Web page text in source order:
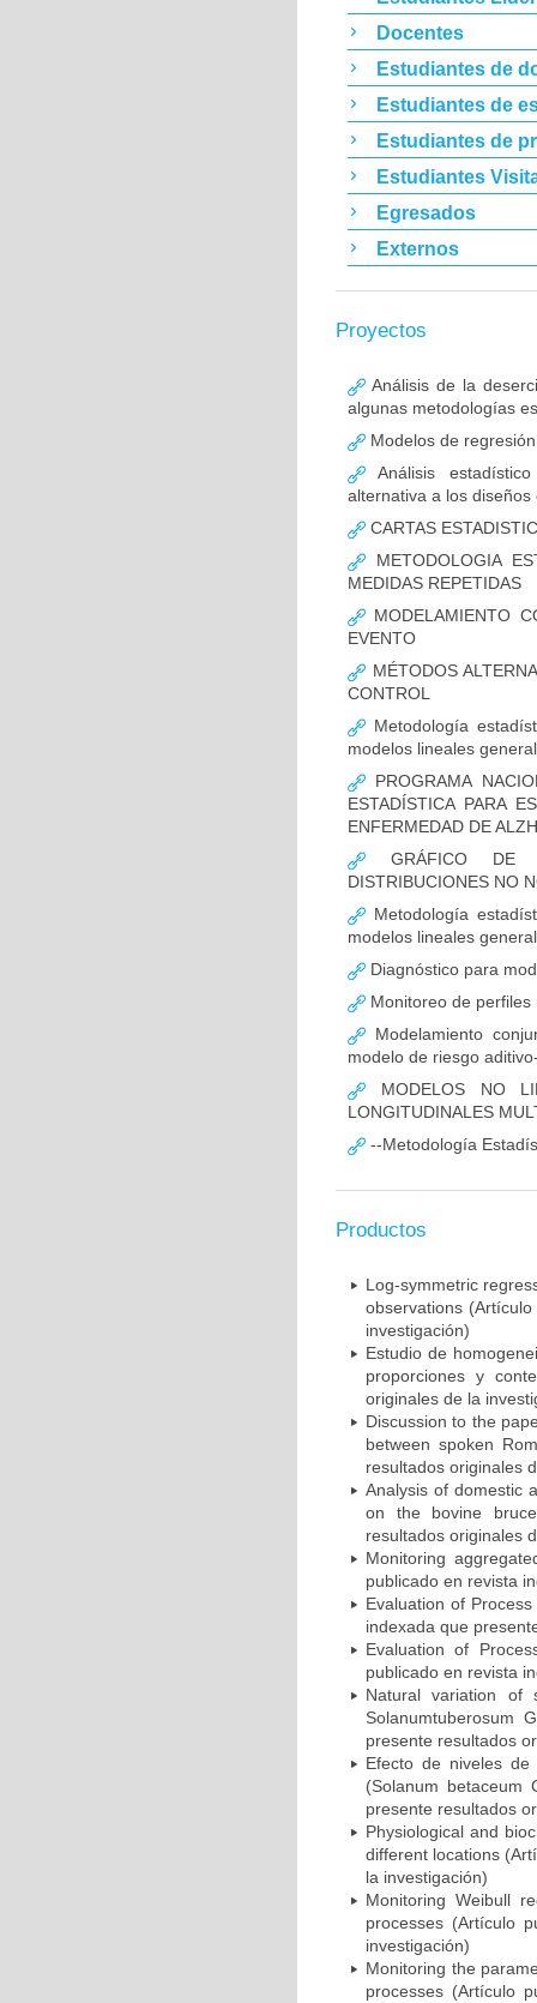
Docentes
Estudiantes de
Estudiantes de
Estudiantes de
Estudiantes
Egresados
Externos
Proyectos
Análisis de la
algunas metodologías
Modelos de
Análisis
alternativa a los
CARTAS
METODOLOGIA
MEDIDAS REPETIDAS
MODELAMIENTO
EVENTO
MÉTODOS
CONTROL
Metodología
modelos lineales
PROGRAMA
ESTADÍSTICA PARA
ENFERMEDAD DE
GRÁFICO DE
DISTRIBUCIONES NO
Metodología
modelos lineales
Diagnóstico para
Monitoreo de
Modelamiento
modelo de riesgo
MODELOS NO
LONGITUDINALES
--Metodología
Productos
Log-symmetric
observations
investigación)
Estudio de
proporciones y
originales de la
Discussion to the
between spoken
resultados originales
Analysis of domestic
on the bovine
resultados originales
Monitoring
publicado en revista
Evaluation of
indexada que
Evaluation of
publicado en revista
Natural variation of
Solanumtuberosum
presente resultados
Efecto de niveles
(Solanum betaceum
presente resultados
Physiological and
different locations
la investigación)
Monitoring Weibull
processes (Artículo
investigación)
Monitoring the
processes (Artículo